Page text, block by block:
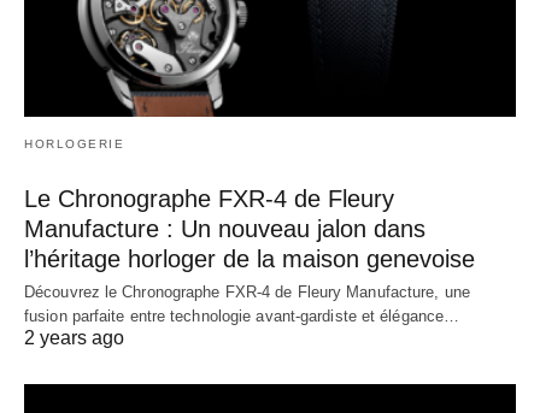
HORLOGERIE
Le Chronographe FXR-4 de Fleury
Manufacture : Un nouveau jalon dans
l’héritage horloger de la maison genevoise
Découvrez le Chronographe FXR-4 de Fleury Manufacture, une
fusion parfaite entre technologie avant-gardiste et élégance…
2 years ago